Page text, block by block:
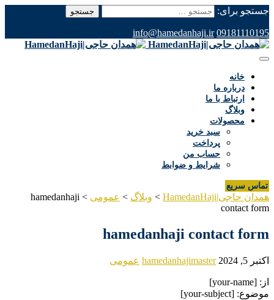
جستجو برای:
09181110195
info@hamedanhaji.ir
خانه
درباره ما
ارتباط با ما
وبلاگ
محصولات
سبد خرید
پرداخت
حساب من
شرایط و ضوابط
تماس سریع
همدان حاجی|HamedanHaji > وبلاگ > عمومی >
hamedanhaji
contact form
hamedanhaji contact form
اکتبر 5, 2024 hamedanhajimaster عمومی
از: [your-name]
موضوع: [your-subject]